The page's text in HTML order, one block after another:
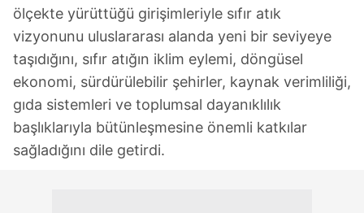
ölçekte yürüttüğü girişimleriyle sıfır atık
vizyonunu uluslararası alanda yeni bir seviyeye
taşıdığını, sıfır atığın iklim eylemi, döngüsel
ekonomi, sürdürülebilir şehirler, kaynak verimliliği,
gıda sistemleri ve toplumsal dayanıklılık
başlıklarıyla bütünleşmesine önemli katkılar
sağladığını dile getirdi.